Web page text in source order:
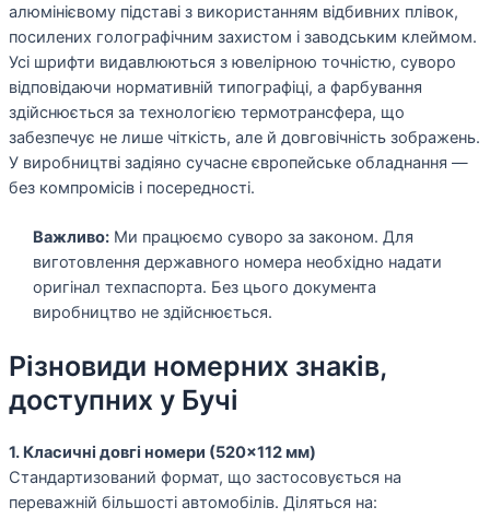
алюмінієвому підставі з використанням відбивних плівок,
посилених голографічним захистом і заводським клеймом.
Усі шрифти видавлюються з ювелірною точністю, суворо
відповідаючи нормативній типографіці, а фарбування
здійснюється за технологією термотрансфера, що
забезпечує не лише чіткість, але й довговічність зображень.
У виробництві задіяно сучасне європейське обладнання —
без компромісів і посередності.
Важливо:Ми працюємо суворо за законом. Для
виготовлення державного номера необхідно надати
оригінал техпаспорта. Без цього документа
виробництво не здійснюється.
Різновиди номерних знаків,
доступних у Бучі
1. Класичні довгі номери (520×112 мм)
Стандартизований формат, що застосовується на
переважній більшості автомобілів. Діляться на: